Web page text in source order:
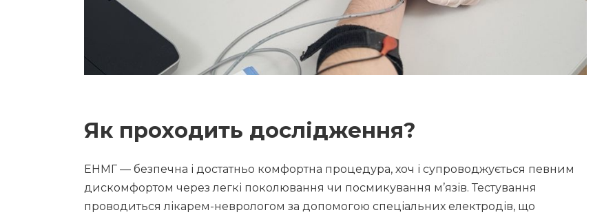
Як проходить дослідження?
ЕНМГ — безпечна і достатньо комфортна процедура, хоч і супроводжується певним
дискомфортом через легкі поколювання чи посмикування м’язів. Тестування
проводиться лікарем-неврологом за допомогою спеціальних електродів, що